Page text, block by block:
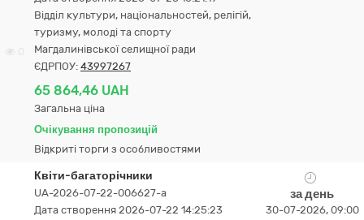
Відділ культури, національностей, релігій,
туризму, молоді та спорту
Магдалинівської селищної ради
ЄДРПОУ: 43997267
65 864,46 UAH
Загальна ціна
Очікування пропозицій
Відкриті торги з особливостями
Квіти-багаторічники
UA-2026-07-22-006627-a
Дата створення 2026-07-22 14:25:23
за день
30-07-2026, 09:00